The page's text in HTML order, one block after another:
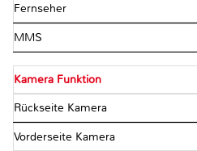
Fernseher
MMS
Kamera Funktion
Rückseite Kamera
Vorderseite Kamera